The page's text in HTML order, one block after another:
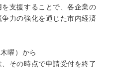
支援することで、各企業の
力の強化を通じた市内経済
曜）から
その時点で申請受付を終了